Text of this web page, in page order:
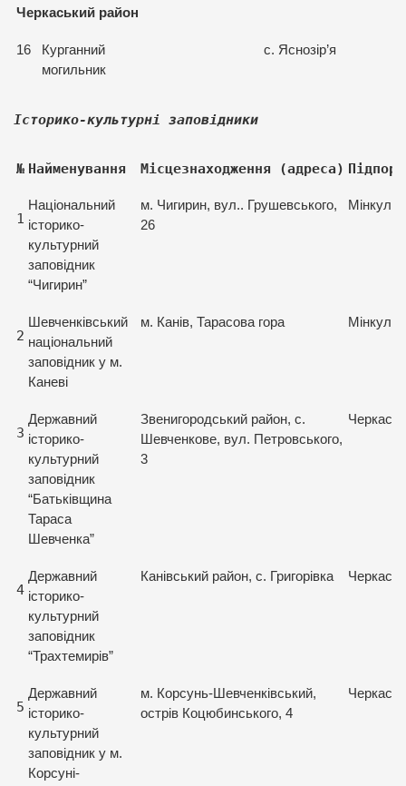
Черкаський район
16
Курганний
могильник
с. Яснозір’я
Історико-культурні заповідники
№ Найменування Місцезнаходження (адреса)
1
Національний
історико-
культурний
заповідник
“Чигирин”
м. Чигирин, вул.. Грушевського,
26
2
Шевченківський
національний
заповідник у м.
Каневі
м. Канів, Тарасова гора
3
Державний
історико-
культурний
заповідник
“Батьківщина
Тараса
Шевченка”
Звенигородський район, с.
Шевченкове, вул. Петровського,
3
4
Державний
історико-
культурний
заповідник
“Трахтемирів”
Канівський район, с. Григорівка
5
Державний
історико-
культурний
заповідник у м.
Корсуні-
м. Корсунь-Шевченківський,
острів Коцюбинського, 4